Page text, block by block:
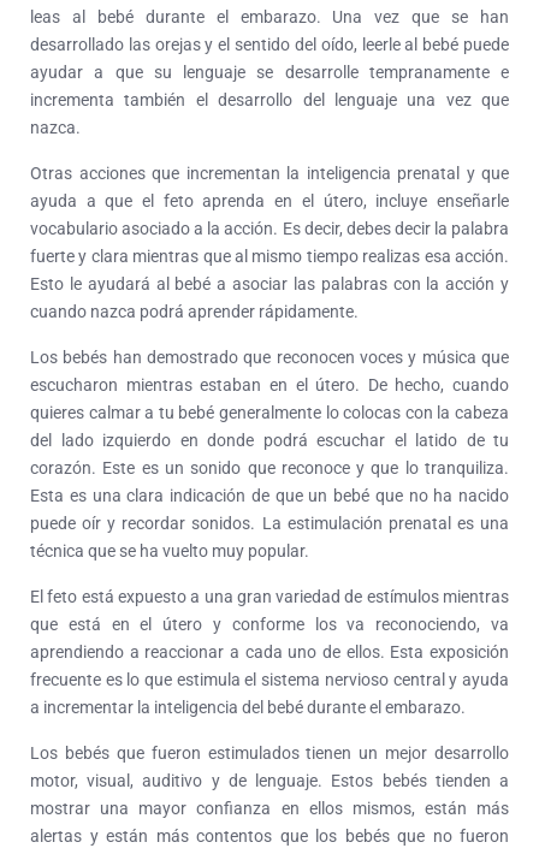
leas al bebé durante el embarazo. Una vez que se han
desarrollado las orejas y el sentido del oído, leerle al bebé puede
ayudar a que su lenguaje se desarrolle tempranamente e
incrementa también el desarrollo del lenguaje una vez que
nazca.
Otras acciones que incrementan la inteligencia prenatal y que
ayuda a que el feto aprenda en el útero, incluye enseñarle
vocabulario asociado a la acción. Es decir, debes decir la palabra
fuerte y clara mientras que al mismo tiempo realizas esa acción.
Esto le ayudará al bebé a asociar las palabras con la acción y
cuando nazca podrá aprender rápidamente.
Los bebés han demostrado que reconocen voces y música que
escucharon mientras estaban en el útero. De hecho, cuando
quieres calmar a tu bebé generalmente lo colocas con la cabeza
del lado izquierdo en donde podrá escuchar el latido de tu
corazón. Este es un sonido que reconoce y que lo tranquiliza.
Esta es una clara indicación de que un bebé que no ha nacido
puede oír y recordar sonidos. La estimulación prenatal es una
técnica que se ha vuelto muy popular.
El feto está expuesto a una gran variedad de estímulos mientras
que está en el útero y conforme los va reconociendo, va
aprendiendo a reaccionar a cada uno de ellos. Esta exposición
frecuente es lo que estimula el sistema nervioso central y ayuda
a incrementar la inteligencia del bebé durante el embarazo.
Los bebés que fueron estimulados tienen un mejor desarrollo
motor, visual, auditivo y de lenguaje. Estos bebés tienden a
mostrar una mayor confianza en ellos mismos, están más
alertas y están más contentos que los bebés que no fueron